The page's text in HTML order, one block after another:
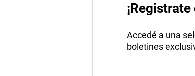
Accedé a una
boletines